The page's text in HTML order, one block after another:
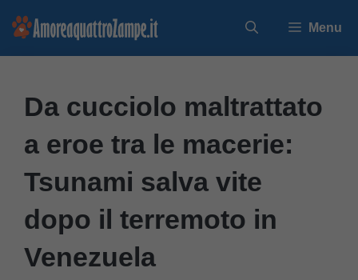
Vai
Menu
Da cucciolo maltrattato
a eroe tra le macerie:
Tsunami salva vite
dopo il terremoto in
Venezuela